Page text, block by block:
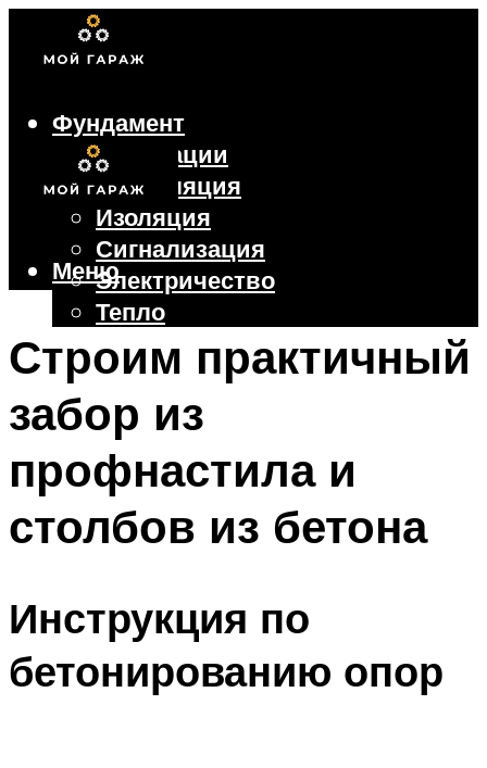
Фундамент
Коммуникации
Вентиляция
Изоляция
Сигнализация
Электричество
Тепло
Крыша
Ворота
Меню
Меню
Строим практичный
забор из
профнастила и
столбов из бетона
Инструкция по
бетонированию опор